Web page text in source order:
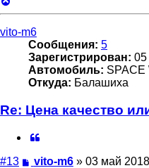
к
началу
vito-m6
Сообщения: 5
Зарегистрирован: 05
Автомобиль: SPACE
Откуда: Балашиха
Re: Цена качество
#13 Сообщение
vito-m6» 03 май